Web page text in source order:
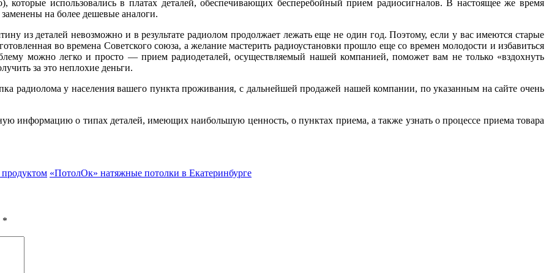
которые использовались в платах деталей, обеспечивающих бесперебойный прием радиосигналов. В настоящее же время
на более дешевые аналоги.
из деталей невозможно и в результате радиолом продолжает лежать еще не один год. Поэтому, если у вас имеются старые
во времена Советского союза, а желание мастерить радиоустановки прошло еще со времен молодости и избавиться
можно легко и просто — прием радиодеталей, осуществляемый нашей компанией, поможет вам не только «вздохнуть
за это неплохие деньги.
радиолома у населения вашего пункта проживания, с дальнейшей продажей нашей компании, по указанным на сайте очень
информацию о типах деталей, имеющих наибольшую ценность, о пунктах приема, а также узнать о процессе приема товара
«ПотолОк» натяжные потолки в Екатеринбурге
*